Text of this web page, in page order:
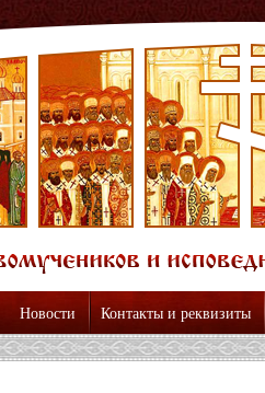
Новости Контакты и реквизиты